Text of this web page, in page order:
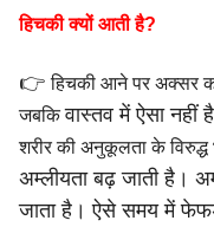
हिचकी क्यों आती है?
👉हिचकी आने पर अक्सर
जबकिवास्तव में ऐसा नहीं
शरीर की अनुकूलता के
अम्लीयता बढ़ जाती है।
जाताहै। ऐसे समय में